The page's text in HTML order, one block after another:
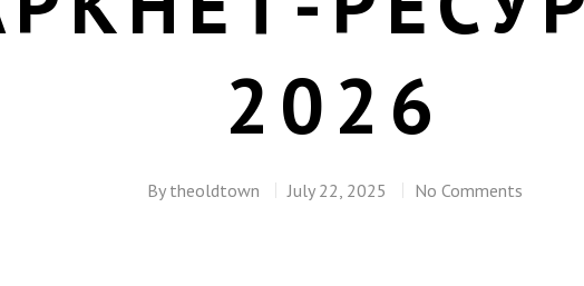
2026
By theoldtown July 22, 2025 No Comments